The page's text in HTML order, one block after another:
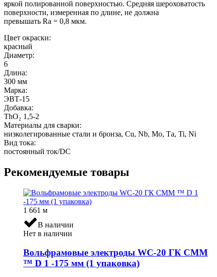
яркой полированной поверхностью. Средняя шероховатость
поверхности, измеренная по длине, не должна
превышать Ra = 0,8 мкм.
Цвет окраски:
красный
Диаметр:
6
Длина:
300 мм
Марка:
ЭВТ-15
Добавка:
ThO₂ 1,5-2
Материалы для сварки:
низколегированные стали и бронза, Cu, Nb, Мо, Та, Ti, Ni
Вид тока:
постоянный ток/DC
Рекомендуемые товары
1 661 м
В наличии
Нет в наличии
Вольфрамовые электроды WC-20 ГК СММ
™ D 1 -175 мм (1 упаковка)